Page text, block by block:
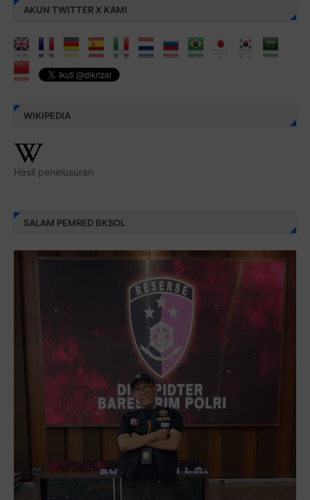
AKUN TWITTER X KAMI
WIKIPEDIA
Hasil penelusuran
SALAM PEMRED BKSOL